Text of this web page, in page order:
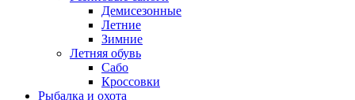
Демисезонные
Летние
Зимние
Летняя обувь
Сабо
Кроссовки
Рыбалка и охота